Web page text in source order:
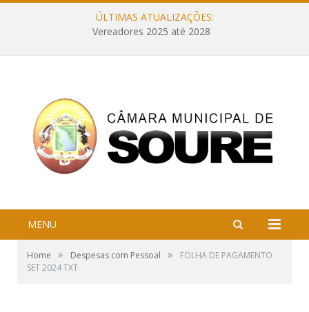
ÚLTIMAS ATUALIZAÇÕES:
Vereadores 2025 até 2028
MENU
Home » Despesas com Pessoal »
FOLHA DE PAGAMENTO
SET 2024 TXT